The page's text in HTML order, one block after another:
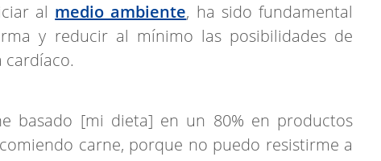
al medio ambiente, ha sido fundamental
y reducir al mínimo las posibilidades de
basado [mi dieta] en un 80% en productos
carne, porque no puedo resistirme a